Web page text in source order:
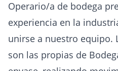
Operario/a de bodega
experiencia en la
unirse a nuestro equipo.
son las propias de